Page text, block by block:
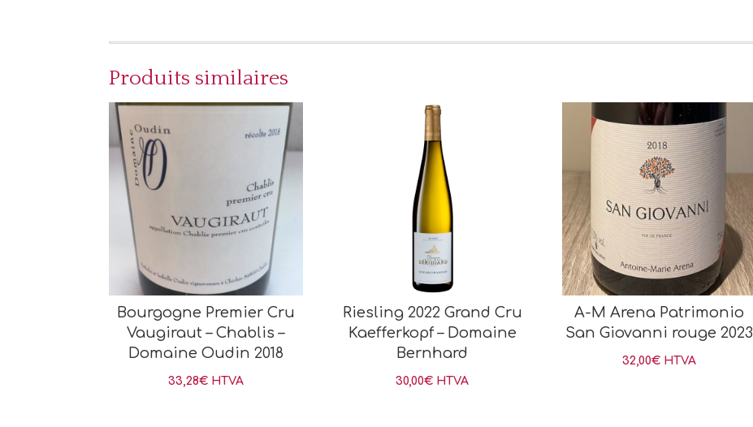
Produits similaires
Bourgogne Premier Cru
Vaugiraut – Chablis –
Domaine Oudin 2018
33,28€ HTVA
Riesling 2022 Grand Cru
Kaefferkopf – Domaine
Bernhard
30,00€ HTVA
A-M Arena Patrimonio
San Giovanni rouge 2023
32,00€ HTVA